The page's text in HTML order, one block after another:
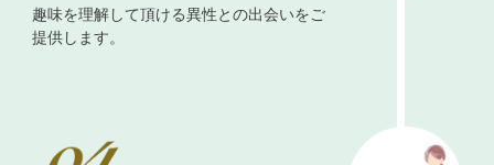
趣味を理解して頂ける異性との出会いをご
提供します。